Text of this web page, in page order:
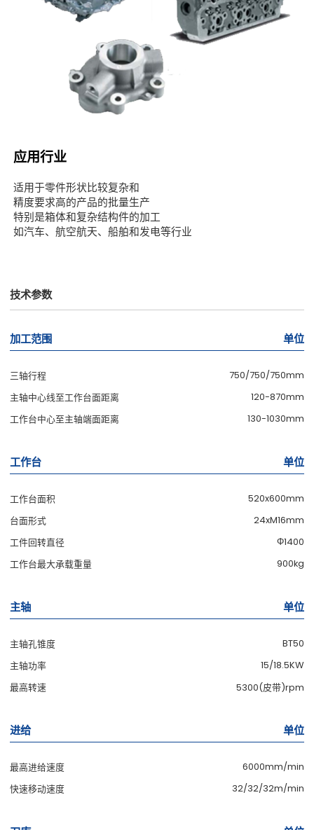
应用行业
适用于零件形状比较复杂和
精度要求高的产品的批量生产
特别是箱体和复杂结构件的加工
如汽车、航空航天、船舶和发电等行业
技术参数
加工范围 单位
三轴行程
750/750/750mm
主轴中心线至工作台面距离
120-870mm
工作台中心至主轴端面距离
130-1030mm
工作台 单位
工作台面积
520x600mm
台面形式
24xM16mm
工件回转直径
Φ1400
工作台最大承载重量
900kg
主轴 单位
主轴孔锥度
BT50
主轴功率
15/18.5KW
最高转速
5300(皮带)rpm
进给 单位
最高进给速度
6000mm/min
快速移动速度
32/32/32m/min